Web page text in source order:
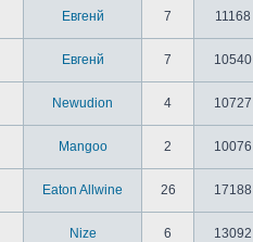
Евгенй 7 11168
Евгенй 7 10540
Newudion 4 10727
Mangoo 2 10076
Eaton Allwine 26 17188
Nize 6 13092